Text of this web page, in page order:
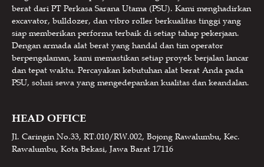
berat dari PT Perkasa Sarana Utama (PSU). Kami menghadirkan
excavator, bulldozer, dan vibro roller berkualitas tinggi yang
siap memberikan performa terbaik di setiap tahap pekerjaan.
Dengan armada alat berat yang handal dan tim operator
berpengalaman, kami memastikan setiap proyek berjalan lancar
dan tepat waktu. Percayakan kebutuhan alat berat Anda pada
PSU, solusi sewa yang mengedepankan kualitas dan keandalan.
HEAD OFFICE
Jl. Caringin No.33, RT.010/RW.002, Bojong Rawalumbu, Kec.
Rawalumbu, Kota Bekasi, Jawa Barat 17116